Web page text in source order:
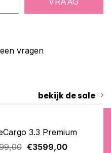
vragen
bekijk de sale
3.3 Premium
Oorspronkelijke
€3599,00Huidige